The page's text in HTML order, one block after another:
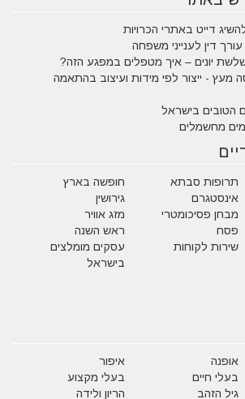
דין לענייני משפחה
יונים – איך מטפלים במפגע הזה?
מעץ - ייצור לפי מידות ועיצוב בהתאמה
הטובים בישראל
מחשמלים
תרופות סבתא
חופשה בארץ
אינסטגרם
גירושין
מבחן פסיכומטרי
מזג אוויר
פסח
ראש השנה
שירות לקוחות
עסקים מומלצים
בישראל
אופנה
איפור
בעלי חיים
בעלי מקצוע
גיל הזהב הריון ולידה